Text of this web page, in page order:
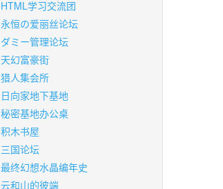
HTML学习交流团
永恒の爱丽丝论坛
ダミー管理论坛
天幻富豪街
猎人集会所
日向家地下基地
秘密基地办公桌
积木书屋
三国论坛
最终幻想水晶编年史
云和山的彼端